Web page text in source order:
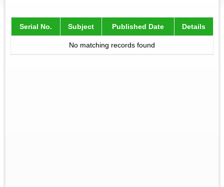
Serial No. Subject Published Date Details
No matching records found